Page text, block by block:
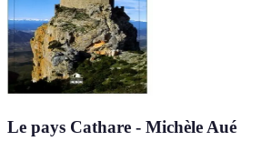
Le pays Cathare - Michèle Aué